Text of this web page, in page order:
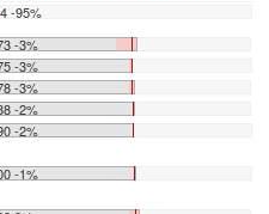
-95%
-3%
-3%
-3%
-2%
-2%
-1%